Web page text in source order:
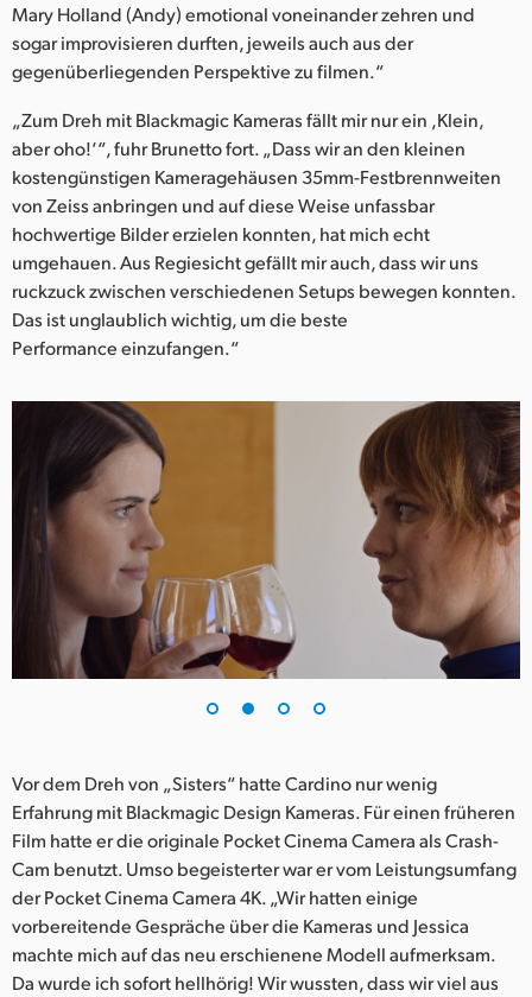
Ukraine
United Kingdom
United States
Mary Holland (Andy) emotional voneinander zehren und
sogar improvisieren durften, jeweils auch aus der
gegenüberliegenden Perspektive zu filmen.“
„Zum Dreh mit Blackmagic Kameras fällt mir nur ein ‚Klein,
aber oho!‘“, fuhr Brunetto fort. „Dass wir an den kleinen
kostengünstigen Kameragehäusen 35mm-Festbrennweiten
von Zeiss anbringen und auf diese Weise unfassbar
hochwertige Bilder erzielen konnten, hat mich echt
umgehauen. Aus Regiesicht gefällt mir auch, dass wir uns
ruckzuck zwischen verschiedenen Setups bewegen konnten.
Das ist unglaublich wichtig, um die beste
Performance einzufangen.“
Vor dem Dreh von „Sisters“ hatte Cardino nur wenig
Erfahrung mit Blackmagic Design Kameras. Für einen früheren
Film hatte er die originale Pocket Cinema Camera als Crash-
Cam benutzt. Umso begeisterter war er vom Leistungsumfang
der Pocket Cinema Camera 4K. „Wir hatten einige
vorbereitende Gespräche über die Kameras und Jessica
machte mich auf das neu erschienene Modell aufmerksam.
Da wurde ich sofort hellhörig! Wir wussten, dass wir viel aus